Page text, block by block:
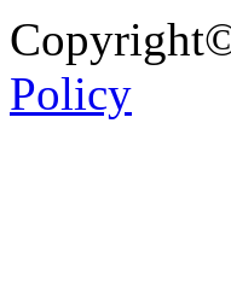
Policy